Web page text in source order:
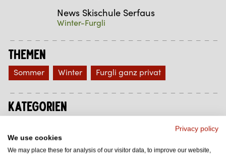
News Skischule Serfaus
Winter-Furgli
Themen
Sommer Winter Furgli ganz privat
Kategorien
Furgli ganz privat
Privacy policy
We use cookies
We may place these for analysis of our visitor data, to improve our website,